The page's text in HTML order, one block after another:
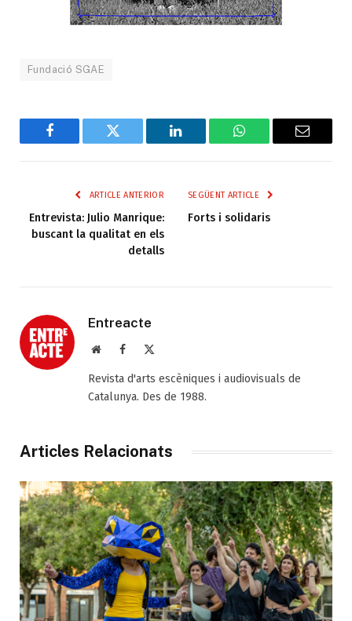
Fundació SGAE
Facebook Twitter LinkedIn WhatsAppEmail
ARTICLE ANTERIOR
Entrevista: Julio Manrique:
buscant la qualitat en els
detalls
SEGÜENT ARTICLE
Forts i solidaris
Entreacte
Web Facebook
Revista d'arts escèniques i audiovisuals de
Catalunya. Des de 1988.
Articles Relacionats